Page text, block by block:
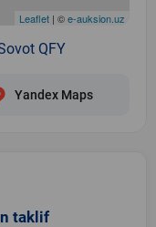
Leaflet | ©e-auksion.uz
QFY
Yandex Maps
taklif